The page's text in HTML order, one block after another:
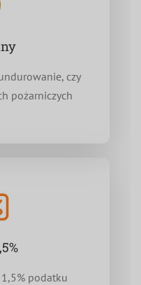
czy
pożarniczych
podatku